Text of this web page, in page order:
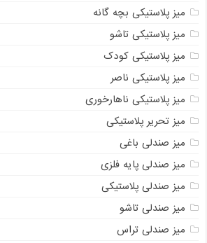
میز پلاستیکی بچه گانه
میز پلاستیکی تاشو
میز پلاستیکی کودک
میز پلاستیکی ناصر
میز پلاستیکی ناهارخوری
میز تحریر پلاستیکی
میز صندلی باغی
میز صندلی پایه فلزی
میز صندلی پلاستیکی
میز صندلی تاشو
میز صندلی تراس